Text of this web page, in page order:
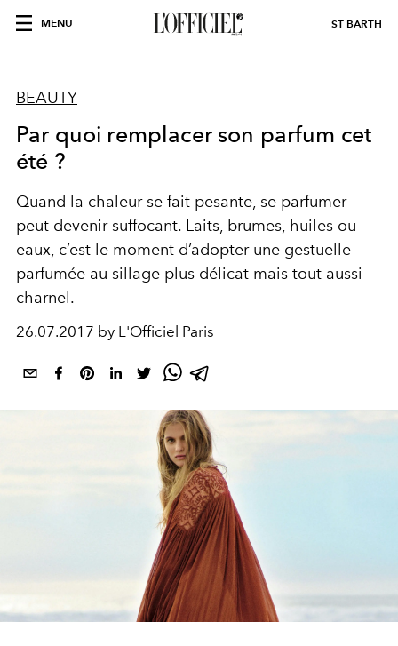
MENU ST BARTH
BEAUTY
Par quoi remplacer son parfum cet
été ?
Quand la chaleur se fait pesante, se parfumer
peut devenir suffocant. Laits, brumes, huiles ou
eaux, c’est le moment d’adopter une gestuelle
parfumée au sillage plus délicat mais tout aussi
charnel.
26.07.2017 by L'Officiel Paris